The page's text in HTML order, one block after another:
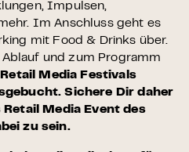
Impulsen,
Im Anschluss geht es
mit Food & Drinks über.
und zum Programm
Media Festivals
Sichere Dir daher
Media Event des
zu sein.